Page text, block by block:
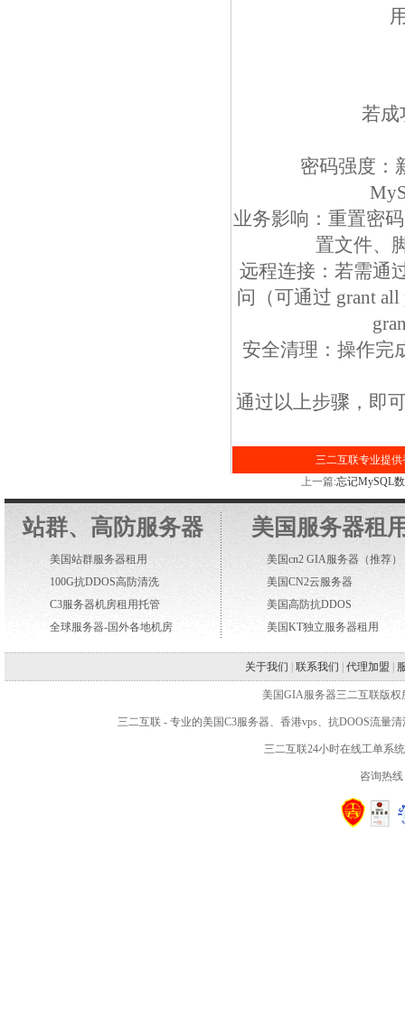
若成
密码强度：
业务影响：重置密
置文件、
远程连接：若需通
问（可通过 grant
安全清理：操作完
通过以上步骤，即
三二互联专业提
上一篇:忘记MySQL
站群、高防服务器
美国站群服务器租用
100G抗DDOS高防清洗
C3服务器机房租用托管
全球服务器-国外各地机房
美国服务器租
美国cn2 GIA服务器 （推荐）
美国CN2云服务器
美国高防抗DDOS
美国KT独立服务器租用
关于我们 联系我们 代理加盟
美国GIA服务器三二互联版权
三二互联- 专业的美国C3服务器、 香港vps、抗DOOS流量
三二互联24小时在线工单系
咨询热